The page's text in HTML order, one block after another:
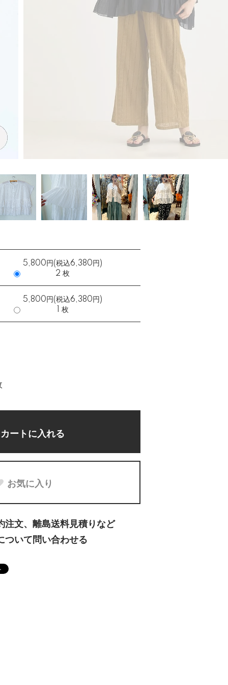
5,800円(税込6,380円)
2 枚
5,800円(税込6,380円)
1 枚
カートに入れる
お気に入り
注文、離島送料見積りなど
ついて問い合わせる